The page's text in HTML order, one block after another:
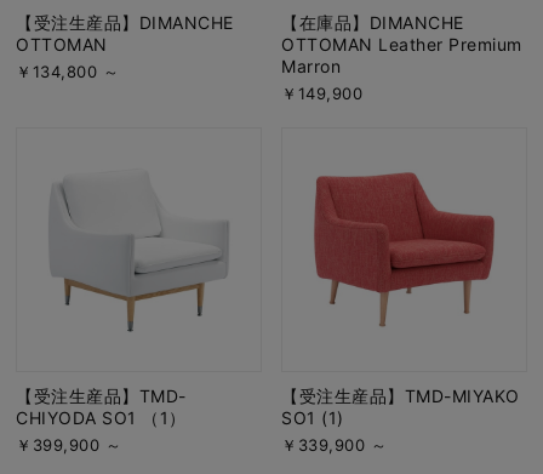
【受注生産品】DIMANCHE
OTTOMAN
￥134,800 ～
【在庫品】DIMANCHE
OTTOMAN Leather Premium
Marron
￥149,900
【受注生産品】TMD-
CHIYODA SO1 （1）
￥399,900 ～
【受注生産品】TMD-MIYAKO
SO1 (1)
￥339,900 ～